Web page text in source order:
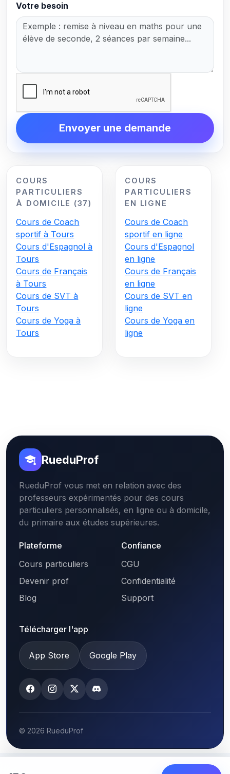
Votre besoin
Envoyer une demande
COURS
PARTICULIERS
À DOMICILE (37)
Cours de Coach
sportif à Tours
Cours d'Espagnol à
Tours
Cours de Français
à Tours
Cours de SVT à
Tours
Cours de Yoga à
Tours
COURS
PARTICULIERS
EN LIGNE
Cours de Coach
sportif en ligne
Cours d'Espagnol
en ligne
Cours de Français
en ligne
Cours de SVT en
ligne
Cours de Yoga en
ligne
RueduProf
RueduProf vous met en relation avec des
professeurs expérimentés pour des cours
particuliers personnalisés, en ligne ou à domicile,
du primaire aux études supérieures.
Plateforme
Cours particuliers
Devenir prof
Blog
Confiance
CGU
Confidentialité
Support
Télécharger l'app
App Store Google Play
© 2026 RueduProf